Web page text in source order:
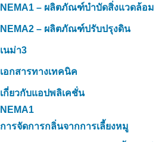
NEMA1 – ผลิตภัณฑ์บำบัดสิ่งแวดล้อม
NEMA2 – ผลิตภัณฑ์ปรับปรุงดิน
เนม่า3
เอกสารทางเทคนิค
เกี่ยวกับแอปพลิเคชั่น
NEMA1
การจัดการกลิ่นจากการเลี้ยงหมู